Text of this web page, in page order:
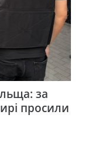
за
просили